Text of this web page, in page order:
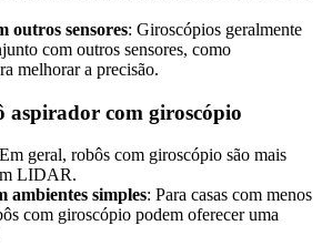
outros sensores: Giroscópios geralmente
com outros sensores, como
melhorar a precisão.
aspirador com giroscópio
geral, robôs com giroscópio são mais
LIDAR.
ambientes simples: Para casas com menos
com giroscópio podem oferecer uma